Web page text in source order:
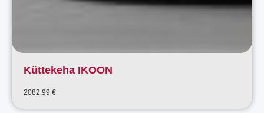
Küttekeha IKOON
2082,99€